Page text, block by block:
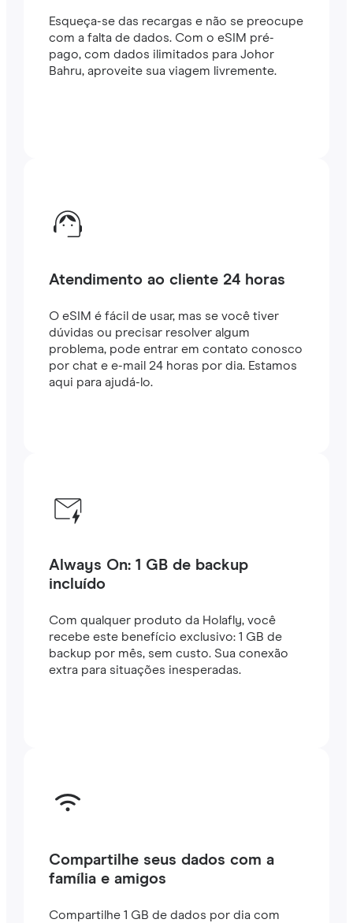
Esqueça-se das recargas e não se preocupe
com a falta de dados. Com o eSIM pré-
pago, com dados ilimitados para Johor
Bahru, aproveite sua viagem livremente.
Atendimento ao cliente 24 horas
O eSIM é fácil de usar, mas se você tiver
dúvidas ou precisar resolver algum
problema, pode entrar em contato conosco
por chat e e-mail 24 horas por dia. Estamos
aqui para ajudá-lo.
Always On: 1 GB de backup
incluído
Com qualquer produto da Holafly, você
recebe este benefício exclusivo: 1 GB de
backup por mês, sem custo. Sua conexão
extra para situações inesperadas.
Compartilhe seus dados com a
família e amigos
Compartilhe 1 GB de dados por dia com